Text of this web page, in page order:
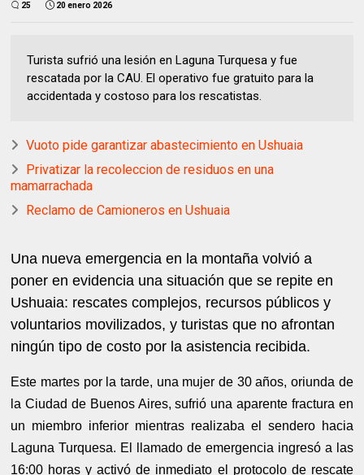
25 20 enero 2026
Turista sufrió una lesión en Laguna Turquesa y fue
rescatada por la CAU. El operativo fue gratuito para la
accidentada y costoso para los rescatistas.
Vuoto pide garantizar abastecimiento en Ushuaia
Privatizar la recoleccion de residuos en una
mamarrachada
Reclamo de Camioneros en Ushuaia
Una nueva emergencia en la montaña volvió a
poner en evidencia una situación que se repite en
Ushuaia: rescates complejos, recursos públicos y
voluntarios movilizados, y turistas que no afrontan
ningún tipo de costo por la asistencia recibida.
Este martes por la tarde, una mujer de 30 años, oriunda de
la Ciudad de Buenos Aires, sufrió una aparente fractura en
un miembro inferior mientras realizaba el sendero hacia
Laguna Turquesa. El llamado de emergencia ingresó a las
16:00 horas y activó de inmediato el protocolo de rescate